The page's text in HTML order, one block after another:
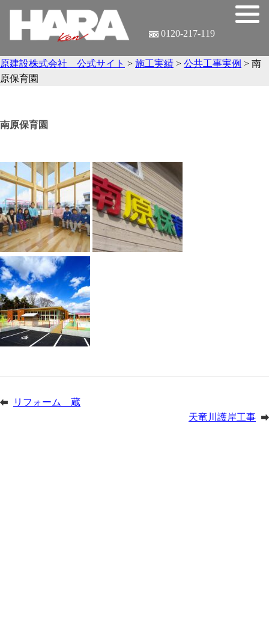
0120-217-119
原建設株式会社 公式サイト > 施工実績 > 公共工事実例 > 南
原保育園
南原保育園
リフォーム 蔵
天竜川護岸工事